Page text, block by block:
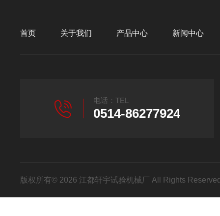
首页 关于我们 产品中心 新闻中心
电话：TEL
0514-86277924
版权所有© 2026 江都轩宇试验机械厂 All Rights